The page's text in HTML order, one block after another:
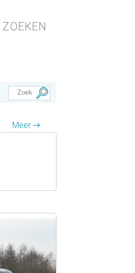
ZOEKEN
Meer →